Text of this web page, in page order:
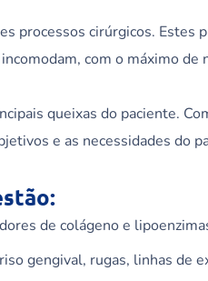
processos cirúrgicos. Estes
com o máximo de
queixas do paciente.
e as necessidades do
de colágeno e
gengival, rugas, linhas de